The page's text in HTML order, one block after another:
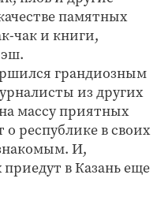
памятных
чак и книги,
грандиозным
из других
массу приятных
республике в своих
И,
в Казань еще